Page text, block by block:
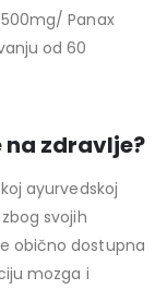
Panax
od 60
na zdravlje?
ayurvedskoj
svojih
obično dostupna
mozga i